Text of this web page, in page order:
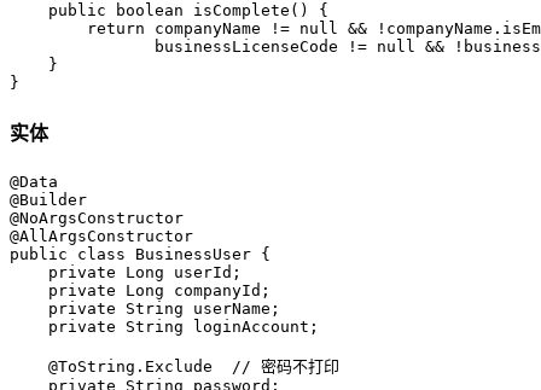
public boolean isComplete() {
return companyName != null &&
businessLicenseCode != null &&
}
}
实体
@Data
@Builder
@NoArgsConstructor
@AllArgsConstructor
public class BusinessUser {
private Long userId;
private Long companyId;
private String userName;
private String loginAccount;
@ToString.Exclude  // 密码不打印
private String password;